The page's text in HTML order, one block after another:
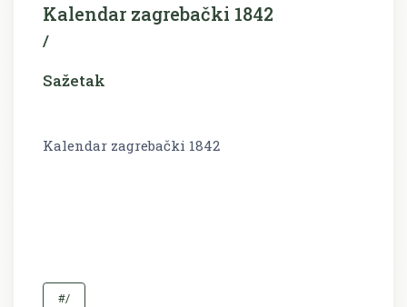
Kalendar zagrebački 1842
/
Sažetak
Kalendar zagrebački 1842
#/